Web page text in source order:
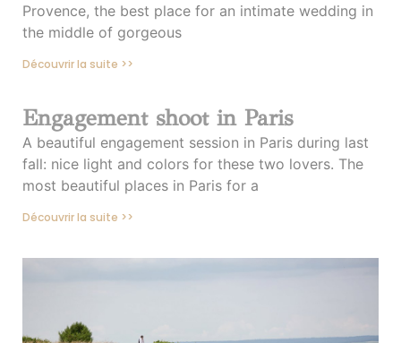
Provence, the best place for an intimate wedding in
the middle of gorgeous
Découvrir la suite >>
Engagement shoot in Paris
A beautiful engagement session in Paris during last
fall: nice light and colors for these two lovers. The
most beautiful places in Paris for a
Découvrir la suite >>